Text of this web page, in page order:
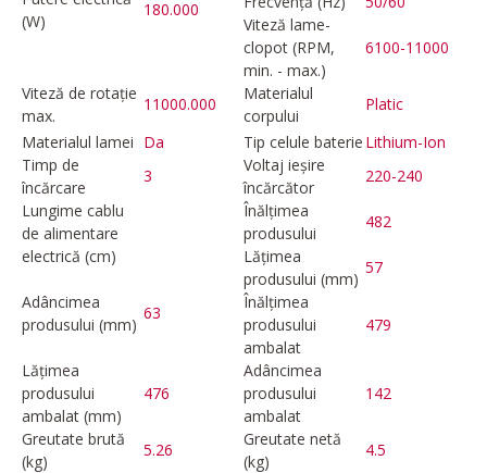
(W)
180.000
Viteză lame-
clopot (RPM,
min. - max.)
6100-11000
Viteză de rotație
max.
11000.000
Materialul
corpului
Platic
Materialul lamei Da Tip celule baterie Lithium-Ion
Timp de
încărcare
3
Voltaj ieșire
încărcător
220-240
Lungime cablu
de alimentare
electrică (cm)
Înălțimea
produsului
482
Lățimea
produsului (mm)
57
Adâncimea
produsului (mm)
63
Înălțimea
produsului
ambalat
479
Lățimea
produsului
ambalat (mm)
476
Adâncimea
produsului
ambalat
142
Greutate brută
(kg)
5.26
Greutate netă
(kg)
4.5